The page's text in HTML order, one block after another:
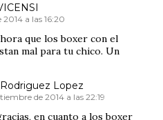
a las 16:20
que los boxer con el
mal para tu chico. Un
Lopez
de 2014 a las 22:19
en cuanto a los boxer